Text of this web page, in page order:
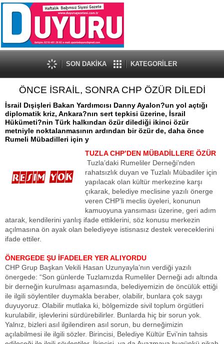
SON DAKİKA KATEGORİLER
ÖNCE İSRAİL, SONRA CHP ÖZÜR DİLEDİ
İsrail Dışişleri Bakan Yardımcısı Danny Ayalon?un yol açtığı
diplomatik kriz, Ankara?nın sert tepkisi üzerine, İsrail
Hükümeti?nin Türk halkından özür dilediği ikinci özür
metniyle noktalanmasının ardından bir özür de, daha önce
Rumeli Mübadilleri için y
TUZLA CHP’DEN MÜBADİLLERE ÖZÜR
Tuzla’daki Rumeliler Derneği’nden
rahatsızlık duyan ve Tuzlalı Mübadiler için
yapılacak olan kültür merkezine karşı
çıkarak, belediye meclisine yazılı önerge
veren CHP’li meclis üyeleri, konunun
kamuoyuna yansıması üzerine, geri adım
atarak, kendilerini yanlış ifade ettiklerini, söz konusu merkezin
açılmasına ön ayak olan belediyeye istisnasız destek vereceklerini
ifade ettiler.
ÖNERGEDE ŞU İFADELER YER ALIYORDU
CHP Grup Başkan Vekili Hasan Uzunyayla’nın verdiği yazılı
önergede: “Son günlerde Tuzlamızda Rumeliler Derneği adı altında
bir derneğin kurulması aşamasında, belediyemizin de öncülük ettiği
ile ilgili söylentiler duymakla beraber, olabilir, bunlara çok saygı
duyuyoruz. Olabilir mutlaka ki, bölgemizde sivil toplum örgütleri
kurulabilir, işlevlerini sürdürebilirler. Bunlarda hiç bir sorun yok.
Yalnız, bizleri asıl ilgilendiren asıl sorun, bu derneğimizin
açılabilmesi ile ilgili sözler. Birincisi, Belediye Kültür Evi’nin tahsis